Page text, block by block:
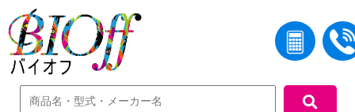
中古機器検索